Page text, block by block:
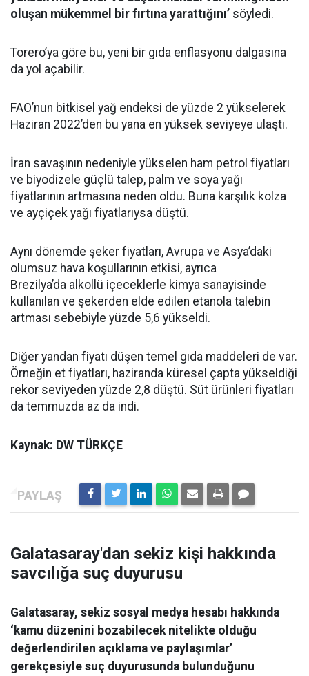
oluşan mükemmel bir fırtına yarattığını’ söyledi.
Torero’ya göre bu, yeni bir gıda enflasyonu dalgasına
da yol açabilir.
FAO’nun bitkisel yağ endeksi de yüzde 2 yükselerek
Haziran 2022’den bu yana en yüksek seviyeye ulaştı.
İran savaşının nedeniyle yükselen ham petrol fiyatları
ve biyodizele güçlü talep, palm ve soya yağı
fiyatlarının artmasına neden oldu. Buna karşılık kolza
ve ayçiçek yağı fiyatlarıysa düştü.
Aynı dönemde şeker fiyatları, Avrupa ve Asya’daki
olumsuz hava koşullarının etkisi, ayrıca
Brezilya’da alkollü içeceklerle kimya sanayisinde
kullanılan ve şekerden elde edilen etanola talebin
artması sebebiyle yüzde 5,6 yükseldi.
Diğer yandan fiyatı düşen temel gıda maddeleri de var.
Örneğin et fiyatları, haziranda küresel çapta yükseldiği
rekor seviyeden yüzde 2,8 düştü. Süt ürünleri fiyatları
da temmuzda az da indi.
Kaynak: DW TÜRKÇE
Galatasaray'dan sekiz kişi hakkında
savcılığa suç duyurusu
Galatasaray, sekiz sosyal medya hesabı hakkında
‘kamu düzenini bozabilecek nitelikte olduğu
değerlendirilen açıklama ve paylaşımlar’
gerekçesiyle suç duyurusunda bulunduğunu